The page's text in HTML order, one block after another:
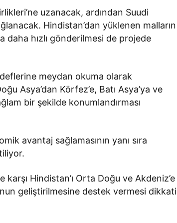
uzanacak, ardından Suudi
Hindistan’dan yüklenen malların
daha hızlı gönderilmesi de projede
meydan okuma olarak
Asya’dan Körfez’e, Batı Asya’ya ve
bir şekilde konumlandırması
avantaj sağlamasının yanı sıra
karşı Hindistan’ı Orta Doğu ve Akdeniz’e
geliştirilmesine destek vermesi dikkati